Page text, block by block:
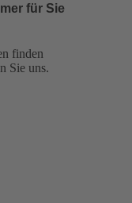
für Sie
finden
Sie uns.